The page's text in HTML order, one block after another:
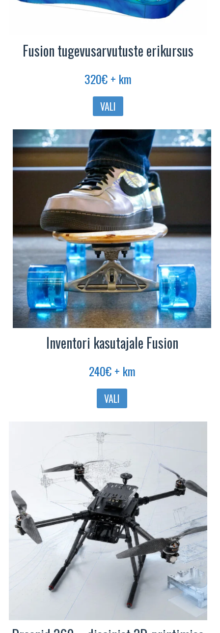
Fusion tugevusarvutuste erikursus
320€+ km
VALI
Sellel
mitu
varianti.
Valikuid
saab
teha
tootelehel.
Inventori kasutajale Fusion
240€ + km
VALI
Sellel
varianti.
saab
teha
tootelehel.